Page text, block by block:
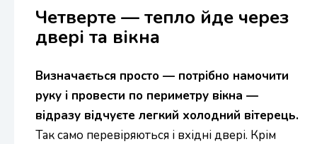
Четверте — тепло йде через
двері та вікна
Визначається просто — потрібно намочити
руку і провести по периметру вікна —
відразу відчуєте легкий холодний вітерець.
Так само перевіряються і вхідні двері. Крім